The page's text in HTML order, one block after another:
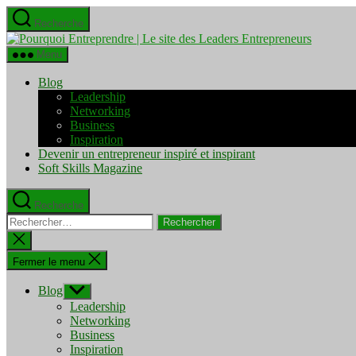
Aller
au
contenu
Recherche
Pourquoi
Menu
Blog
Leadership
Networking
Business
Inspiration
Devenir un entrepreneur inspiré et inspirant
Soft Skills Magazine
Recherche
Rechercher :
Fermer
la
recherche
Fermer le menu
Blog Afficher
le
sous-
menu
Leadership
Networking
Business
Inspiration